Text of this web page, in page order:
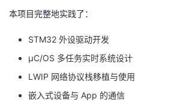
本项目完整地实践了：
STM32 外设驱动开发
μC/OS 多任务实时系统设计
LWIP 网络协议栈移植与使用
嵌入式设备与 App 的通信